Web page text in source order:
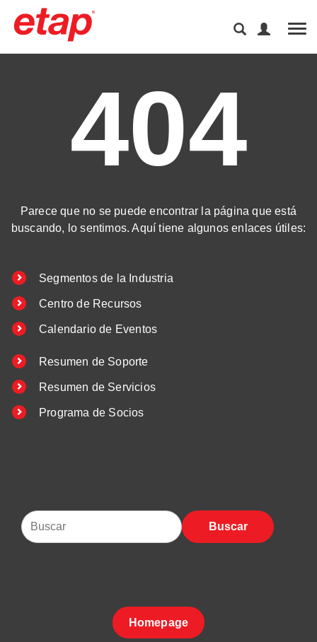
404
Parece que no se puede encontrar la página que está
buscando, lo sentimos. Aquí tiene algunos enlaces útiles:
Segmentos de la Industria
Centro de Recursos
Calendario de Eventos
Resumen de Soporte
Resumen de Servicios
Programa de Socios
Buscar
Homepage